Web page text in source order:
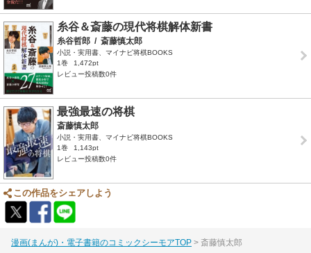
糸谷＆斎藤の現代将棋解体新書
糸谷哲郎 / 斎藤慎太郎
小説・実用書、マイナビ将棋BOOKS
1巻
1,472pt
レビュー投稿数0件
最強最速の将棋
斎藤慎太郎
小説・実用書、マイナビ将棋BOOKS
1巻
1,143pt
レビュー投稿数0件
この作品をシェアしよう
漫画(まんが)・電子書籍のコミックシーモアTOP 斎藤慎太郎